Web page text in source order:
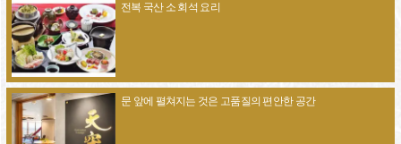
전복 국산 소 회석 요리
문 앞에 펼쳐지는 것은 고품질의 편안한 공간